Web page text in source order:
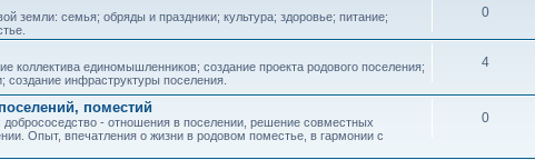
земли: семья; обряды и праздники; культура; здоровье; питание;
0
коллектива единомышленников; создание проекта родового поселения;
инфраструктуры поселения.
4
поместий
- отношения в поселении, решение совместных
Опыт, впечатления о жизни в родовом поместье, в гармонии с
0